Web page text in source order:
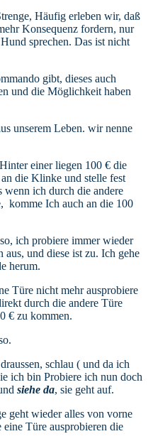
Häufig erleben wir, daß
Konsequenz fordern, nur
sprechen. Das ist nicht
gibt, dieses auch
und die Möglichkeit haben
unserem Leben. wir nenne
einer liegen 100 € die
die Klinke und stelle fest
wenn ich durch die andere
komme Ich auch an die 100
ich probiere immer wieder
und diese ist zu. Ich gehe
herum.
Türe nicht mehr ausprobiere
durch die andere Türe
€ zu kommen.
schlau ( und da ich
ich bin Probiere ich nun doch
siehe da, sie geht auf.
geht wieder alles von vorne
Türe ausprobieren die